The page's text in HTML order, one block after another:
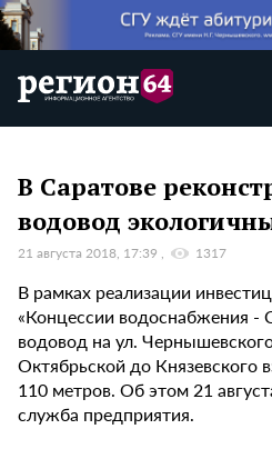
В Саратове
водовод
21 августа 2018, 17:39 1317
В рамках реализации
«Концессии водоснабжения -
водовод на ул.
Октябрьской до Князевского
110 метров. Об этом 21
служба предприятия.